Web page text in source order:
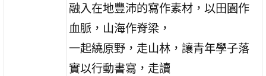
融入在地豐沛的寫作素材，以田園作
血脈，山海作脊梁，
一起繞原野，走山林，讓青年學子落
實以行動書寫，走讀